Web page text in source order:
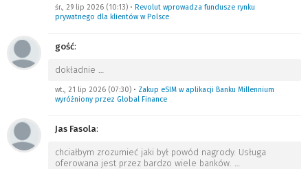
śr., 29 lip 2026 (10:13) • Revolut wprowadza fundusze rynku
prywatnego dla klientów w Polsce
gość:
dokładnie …
wt., 21 lip 2026 (07:30) • Zakup eSIM w aplikacji Banku Millennium
wyróżniony przez Global Finance
Jas Fasola:
chciałbym zrozumieć jaki był powód nagrody. Usługa
oferowana jest przez bardzo wiele banków. …